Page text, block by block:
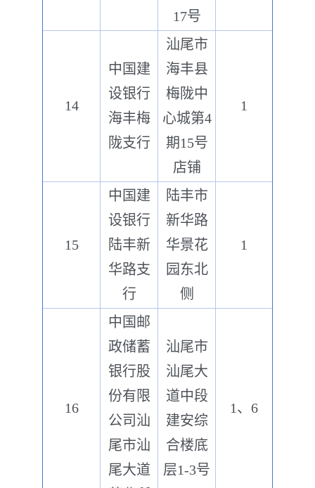
17号
14
中国建
设银行
海丰梅
陇支行
汕尾市
海丰县
梅陇中
心城第4
期15号
店铺
1
15
中国建
设银行
陆丰新
华路支
行
陆丰市
新华路
华景花
园东北
侧
1
16
中国邮
政储蓄
银行股
份有限
公司汕
尾市汕
尾大道
汕尾市
汕尾大
道中段
建安综
合楼底
层1-3号
1、6